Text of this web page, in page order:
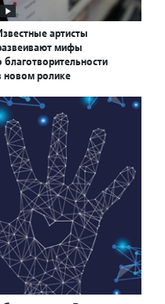
артисты
мифы
благотворительности
новом ролике